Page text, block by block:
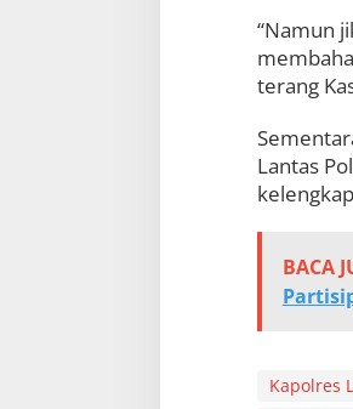
“Namun
terang
Lantas
BACA
Kapolres